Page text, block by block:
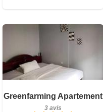
Greenfarming Apartement
3 avis
3 avis
Détails